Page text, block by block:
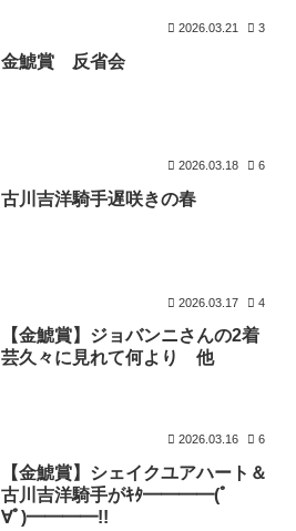
2026.03.21 3
金鯱賞 反省会
2026.03.18 6
古川吉洋騎手遅咲きの春
2026.03.17 4
【金鯱賞】ジョバンニさんの2着
芸久々に見れて何より 他
2026.03.16 6
【金鯱賞】シェイクユアハート＆
古川吉洋騎手がｷﾀ━━━━(ﾟ
∀ﾟ)━━━━!!